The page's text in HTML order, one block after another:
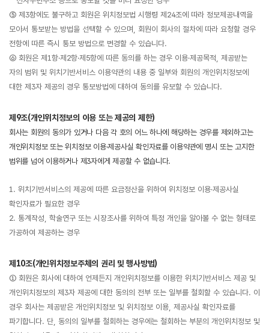
⑤ 제3항에도 불구하고 회원은 위치정보법 시행령 제24조에 따라 정보제공내역을
모아서 통보받는 방법을 선택할 수 있으며, 회원이 회사의 절차에 따라 요청할 경우
전항에 따른 즉시 통보 방법으로 변경할 수 있습니다.
⑥ 회원은 제1항·제2항·제5항에 따른 동의를 하는 경우 이용·제공목적, 제공받는
자의 범위 및 위치기반서비스 이용약관의 내용 중 일부와 회원의 개인위치정보에
대한 제3자 제공의 경우 통보방법에 대하여 동의를 유보할 수 있습니다.
제9조(개인위치정보의 이용 또는 제공의 제한)
회사는 회원의 동의가 있거나 다음 각 호의 어느 하나에 해당하는 경우를 제외하고는
개인위치정보 또는 위치정보 이용·제공사실 확인자료를 이용약관에 명시 또는 고지한
범위를 넘어 이용하거나 제3자에게 제공할 수 없습니다.
1. 위치기반서비스의 제공에 따른 요금정산을 위하여 위치정보 이용·제공사실
확인자료가 필요한 경우
2. 통계작성, 학술연구 또는 시장조사를 위하여 특정 개인을 알아볼 수 없는 형태로
가공하여 제공하는 경우
제10조(개인위치정보주체의 권리 및 행사방법)
① 회원은 회사에 대하여 언제든지 개인위치정보를 이용한 위치기반서비스 제공 및
개인위치정보의 제3자 제공에 대한 동의의 전부 또는 일부를 철회할 수 있습니다. 이
경우 회사는 제공받은 개인위치정보 및 위치정보 이용, 제공사실 확인자료를
파기합니다. 단, 동의의 일부를 철회하는 경우에는 철회하는 부분의 개인위치정보 및